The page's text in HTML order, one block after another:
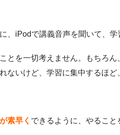
、iPodで講義音声を聞いて、学
とを一切考えません。もちろ
ないけど、学習に集中するほど
素早く できるように、やること